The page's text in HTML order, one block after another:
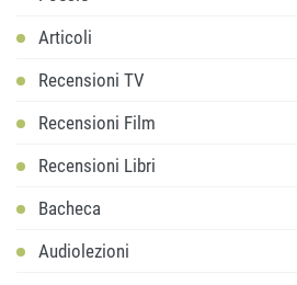
Articoli
Recensioni TV
Recensioni Film
Recensioni Libri
Bacheca
Audiolezioni